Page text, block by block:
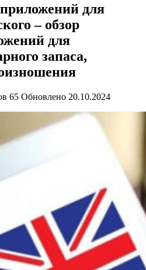
для
– обзор
для
запаса,
65 Обновлено 20.10.2024